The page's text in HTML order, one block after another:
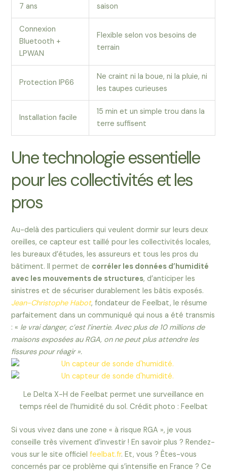
7 ans saison
Connexion
Bluetooth +
LPWAN
Flexible selon vos besoins de
terrain
Protection IP66
Ne craint ni la boue, ni la pluie, ni
les taupes curieuses
Installation facile
15 min et un simple trou dans la
terre suffisent
Une technologie essentielle
pour les collectivités et les
pros
Au-delà des particuliers qui veulent dormir sur leurs deux
oreilles, ce capteur est taillé pour les collectivités locales,
les bureaux d’études, les assureurs et tous les pros du
bâtiment. Il permet de corréler les données d’humidité
avec les mouvements de structures, d’anticiper les
sinistres et de sécuriser durablement les bâtis exposés.
Jean-Christophe Habot, fondateur de Feelbat, le résume
parfaitement dans un communiqué qui nous a été transmis
: « le vrai danger, c’est l’inertie. Avec plus de 10 millions de
maisons exposées au RGA, on ne peut plus attendre les
fissures pour réagir ».
Le Delta X-H de Feelbat permet une surveillance en
temps réel de l’humidité du sol. Crédit photo : Feelbat
Si vous vivez dans une zone « à risque RGA », je vous
conseille très vivement d’investir ! En savoir plus ? Rendez-
vous sur le site officielfeelbat.fr. Et, vous ? Êtes-vous
concernés par ce problème qui s’intensifie en France ? Ce